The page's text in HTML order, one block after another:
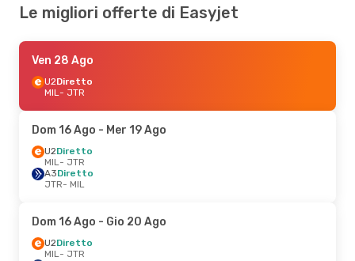
Le migliori offerte di Easyjet
Ven 28 Ago
U2Diretto
MIL- JTR
Dom 16 Ago - Mer 19 Ago
U2Diretto
MIL- JTR
A3Diretto
JTR- MIL
Dom 16 Ago - Gio 20 Ago
U2Diretto
MIL- JTR